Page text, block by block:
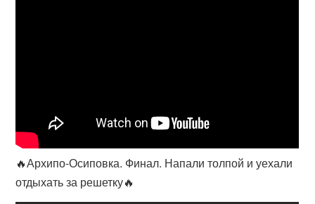
🔥Архипо-Осиповка. Финал. Напали толпой и уехали
отдыхать за решетку🔥